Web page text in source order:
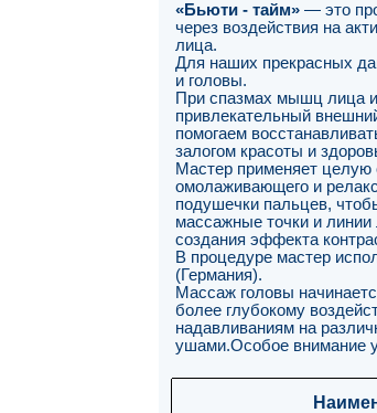
«Бьюти - тайм» — это
через воздействия на
лица.
Для наших прекрасных
и головы.
При спазмах мышц лица и
привлекательный
помогаем
залогом красоты и
Мастер применяет целую
омолаживающего и
подушечки пальцев,
массажные точки и
создания эффекта
В процедуре мастер
(Германия).
Массаж головы
более глубокому
надавливаниям на
ушами.Особое внимание